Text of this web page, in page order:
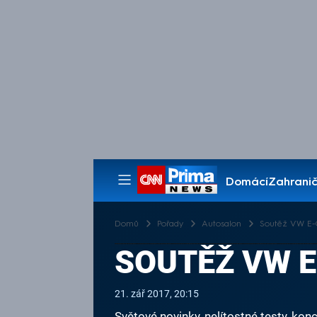
Domácí
Pořady
Domů Pořady Autosalon Soutěž VW
SOUTĚŽ VW
21. zář 2017, 20:15